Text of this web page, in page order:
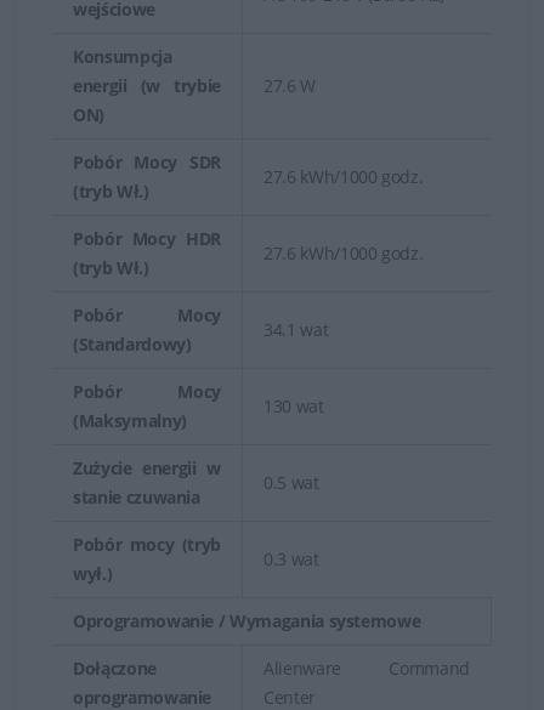
wejściowe
Konsumpcja
energii (w trybie
ON)
27.6 W
Pobór Mocy SDR
(tryb Wł.)
27.6 kWh/1000 godz.
Pobór Mocy HDR
(tryb Wł.)
27.6 kWh/1000 godz.
Pobór Mocy
(Standardowy)
34.1 wat
Pobór Mocy
(Maksymalny)
130 wat
Zużycie energii w
stanie czuwania
0.5 wat
Pobór mocy (tryb
wył.)
0.3 wat
Oprogramowanie / Wymagania systemowe
Dołączone
oprogramowanie
Alienware Command
Center